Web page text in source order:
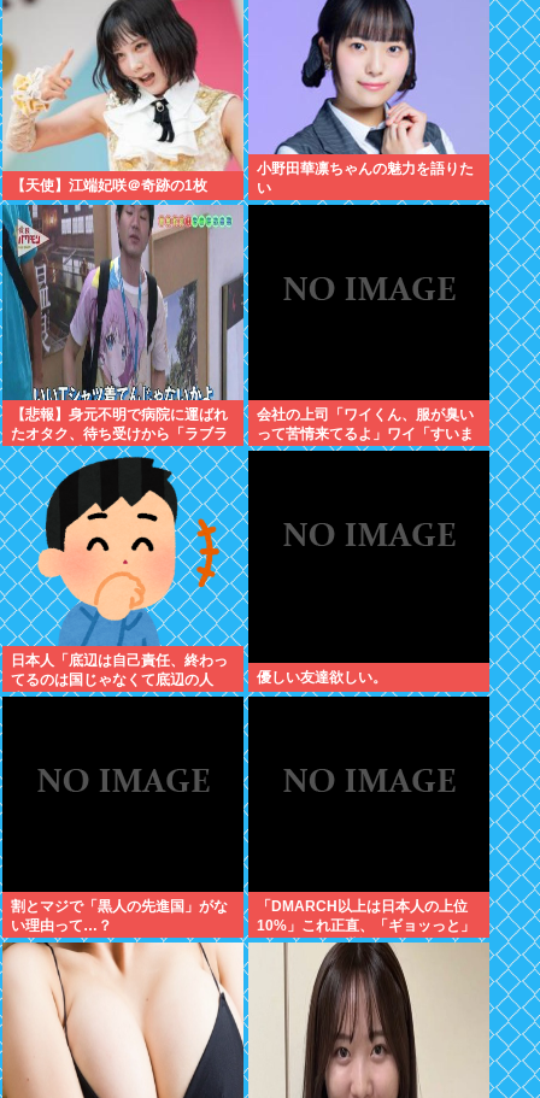
【天使】江端妃咲＠奇跡の1枚
小野田華凛ちゃんの魅力を語りた
い
【悲報】身元不明で病院に運ばれ
たオタク、待ち受けから「ラブラ
イブ」と呼ばれるwww
会社の上司「ワイくん、服が臭い
って苦情来てるよ」ワイ「すいま
せん」
日本人「底辺は自己責任、終わっ
てるのは国じゃなくて底辺の人
生」←これ
優しい友達欲しい。
割とマジで「黒人の先進国」がな
い理由って…？
「DMARCH以上は日本人の上位
10%」これ正直、「ギョッっと」
するよなあ…職場でもMARCH同
以下の低学歴とかあんまり観ない